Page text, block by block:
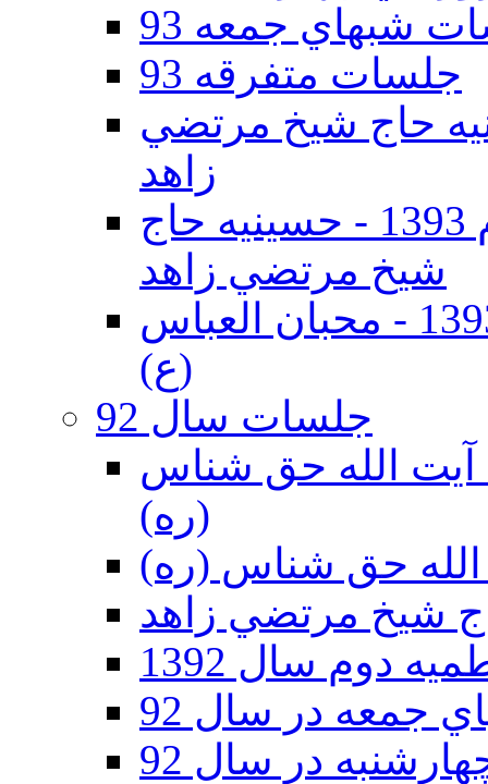
شبهاي جمعه 93
جلسات متفرقه 93
دوم 93 - حسينيه حاج شيخ مرتضي
زاهد
جلسات دهه اول محرم الحرام 1393 - حسينيه حاج
شيخ مرتضي زاهد
جلسات دهه اول محرم الحرام 1393 - محبان العباس
(ع)
جلسات سال 92
92 - حسينيه آيت الله حق شناس
(ره)
دوم سال 1392
جمعه در سال 92
در سال 92